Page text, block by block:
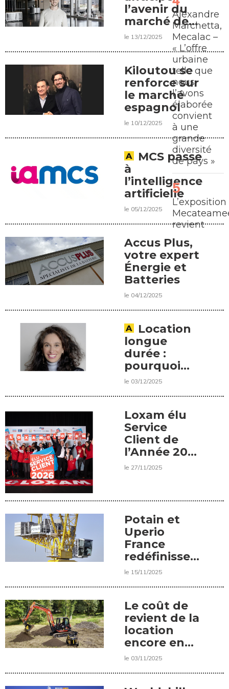
l’avenir du
marché des
équipements
compacts
le 13/12/2025
Kiloutou se
renforce sur
le marché
espagnol
le 10/12/2025
MCS passe
à
l’intelligence
artificielle
le 05/12/2025
Accus Plus,
votre expert
Énergie et
Batteries
le 04/12/2025
Location
longue
durée :
pourquoi
BNP Paribas
plus en plus
les acteurs
des travaux
publics
le 03/12/2025
Loxam élu
Service
Client de
l’Année 2026
dans la
de
matériel ».
le 27/11/2025
Potain et
Uperio
France
redéfinissent
leur
le 15/11/2025
Le coût de
revient de la
location
encore en
hausse
le 03/11/2025
Alexandre
Marchetta,
Mecalac –
« L’offre
urbaine
telle que
nous
l’avons
élaborée
convient
à une
grande
diversité
de pays »
L’exposition
revient